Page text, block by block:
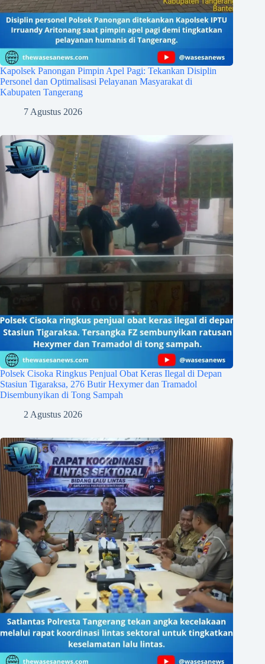
Kapolsek Panongan Pimpin Apel Pagi: Tekankan Disiplin
Personel dan Optimalisasi Pelayanan Masyarakat di
Kabupaten Tangerang
7 Agustus 2026
Polsek Cisoka Ringkus Penjual Obat Keras Ilegal di Depan
Stasiun Tigaraksa, 276 Butir Hexymer dan Tramadol
Disembunyikan di Tong Sampah
2 Agustus 2026